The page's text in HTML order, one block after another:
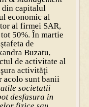
din capitalul
economic al
al firmei SAR,
50%. În martie
de
Buzatu,
de activitate al
activităţi
acolo sunt banii
societatii
desfasura in